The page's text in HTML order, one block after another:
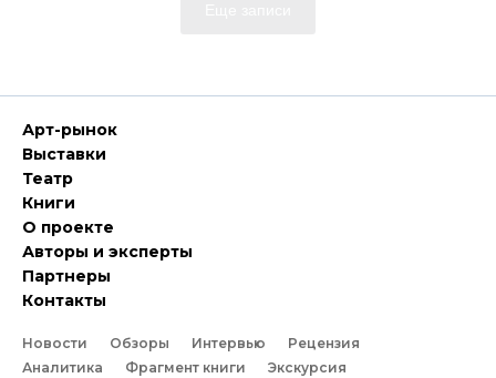
Арт-рынок
Выставки
Театр
Книги
О проекте
Авторы и эксперты
Партнеры
Контакты
Новости Обзоры Интервью
Рецензия
Аналитика
Фрагмент книги Экскурсия